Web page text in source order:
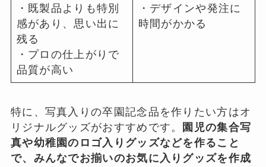
・既製品よりも特別
感があり、思い出に
残る
・プロの仕上がりで
品質が高い
・デザインや発注に
時間がかかる
特に、写真入りの卒園記念品を作りたい方はオ
リジナルグッズがおすすめです。
園児の集合写
真や幼稚園のロゴ入りグッズなどを作ること
で、みんなでお揃いのお気に入りグッズを作成